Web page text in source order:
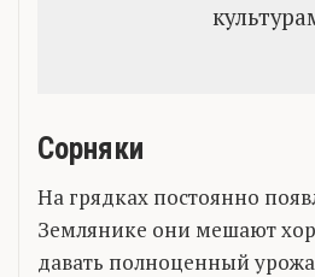
Сорняки
На грядках постоянно
Землянике они мешают
давать полноценный